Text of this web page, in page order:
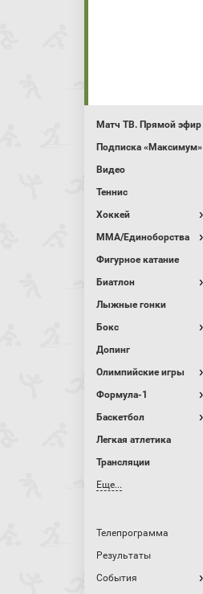
Матч ТВ. Прямой эфир
Подписка «Максимум»
Видео
Теннис
Хоккей
MMA/Единоборства
Фигурное катание
Биатлон
Лыжные гонки
Бокс
Допинг
Олимпийские игры
Формула-1
Баскетбол
Легкая атлетика
Трансляции
Еще...
Телепрограмма
Результаты
События